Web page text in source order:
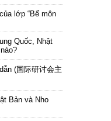
lớp “Bế môn
Quốc, Nhật
(国际研讨会主
Bản và Nho